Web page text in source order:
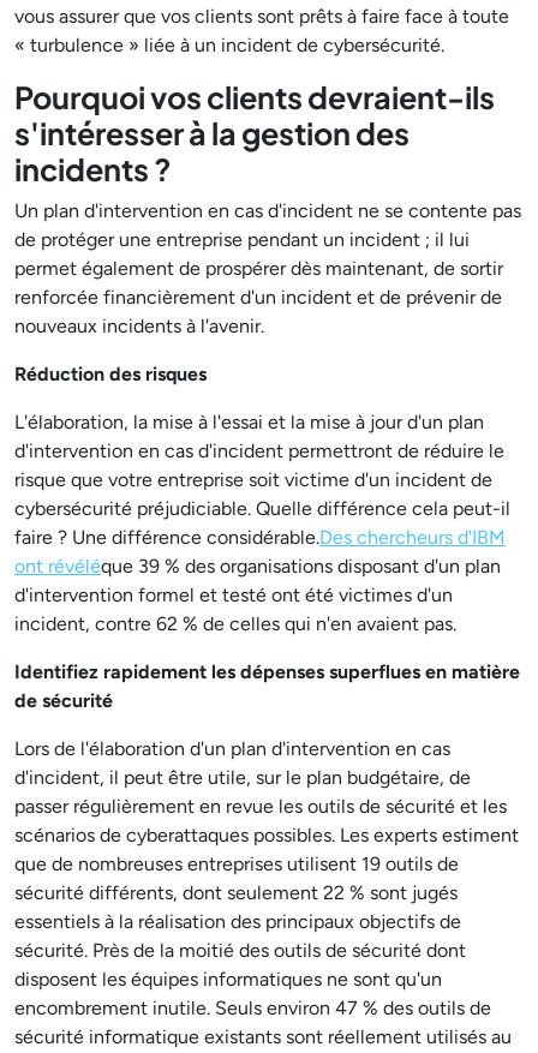
vous assurer que vos clients sont prêts à faire face à toute
« turbulence » liée à un incident de cybersécurité.
Pourquoi vos clients devraient-ils
s'intéresser à la gestion des
incidents ?
Un plan d'intervention en cas d'incident ne se contente pas
de protéger une entreprise pendant un incident ; il lui
permet également de prospérer dès maintenant, de sortir
renforcée financièrement d'un incident et de prévenir de
nouveaux incidents à l'avenir.
Réduction des risques
L'élaboration, la mise à l'essai et la mise à jour d'un plan
d'intervention en cas d'incident permettront de réduire le
risque que votre entreprise soit victime d'un incident de
cybersécurité préjudiciable. Quelle différence cela peut-il
faire ? Une différence considérable.Des chercheurs d'IBM
ont révéléque 39 % des organisations disposant d'un plan
d'intervention formel et testé ont été victimes d'un
incident, contre 62 % de celles qui n'en avaient pas.
Identifiez rapidement les dépenses superflues en matière
de sécurité
Lors de l'élaboration d'un plan d'intervention en cas
d'incident, il peut être utile, sur le plan budgétaire, de
passer régulièrement en revue les outils de sécurité et les
scénarios de cyberattaques possibles. Les experts estiment
que de nombreuses entreprises utilisent 19 outils de
sécurité différents, dont seulement 22 % sont jugés
essentiels à la réalisation des principaux objectifs de
sécurité. Près de la moitié des outils de sécurité dont
disposent les équipes informatiques ne sont qu'un
encombrement inutile. Seuls environ 47 % des outils de
sécurité informatique existants sont réellement utilisés au